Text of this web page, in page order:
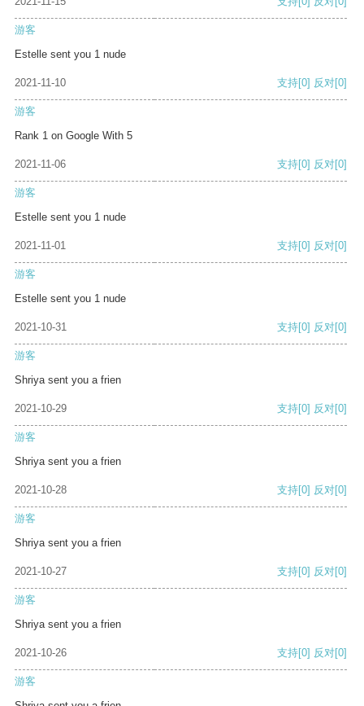
游客
Estelle sent you 1 nude
2021-11-10 支持[0] 反对[0]
游客
Rank 1 on Google With 5
2021-11-06 支持[0] 反对[0]
游客
Estelle sent you 1 nude
2021-11-01 支持[0] 反对[0]
游客
Estelle sent you 1 nude
2021-10-31 支持[0] 反对[0]
游客
Shriya sent you a frien
2021-10-29 支持[0] 反对[0]
游客
Shriya sent you a frien
2021-10-28 支持[0] 反对[0]
游客
Shriya sent you a frien
2021-10-27 支持[0] 反对[0]
游客
Shriya sent you a frien
2021-10-26 支持[0] 反对[0]
游客